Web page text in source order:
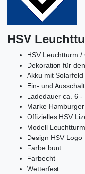
HSV
HSV Leuchtturm
Dekoration für
Akku mit
Ein- und
Ladedauer ca. 6 -
Marke Hamburger
Offizielles HSV
Modell
Design HSV Logo
Farbe bunt
Farbecht
Wetterfest